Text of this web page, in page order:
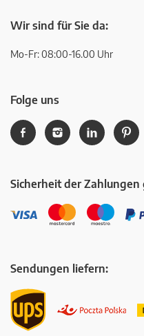
Wir sind für Sie da:
Mo-Fr: 08:00-16.00 Uhr
Folge uns
Sicherheit der
Sendungen liefern: